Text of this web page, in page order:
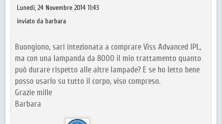
Lunedì, 24 Novembre 2014 11:43
inviato da barbara
Buongiono, sari intezionata a comprare Viss Advanced IPL,
ma con una lampanda da 8000 il mio trattamento quanto
può durare rispetto alle altre lampade? E se ho letto bene
posso usarlo su tutto il corpo, viso compreso.
Grazie mille
Barbara